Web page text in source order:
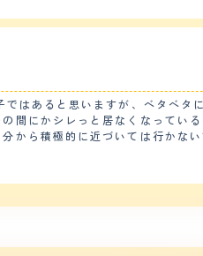
す
てあげる事を月に1回、毛繕い
まり飼い主がお手入れに手間を
（4キロ位）のもあってか、鳴
物事を伝える方法を取りたがります。 【総評】 毛の色が
い猫を探していました。ペット
猫の飼育でしたが、猫の育て方
ではあると思いますが、ベタベ
間にかシレっと居なくなってい
から積極的に近づいては行かな
たり、夜中の運動会などもそれ
、その辺は大丈夫だと思います
お腹の毛が抜けてハゲルらしく、